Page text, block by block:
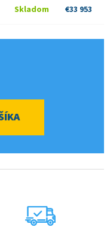
Skladom €33 953